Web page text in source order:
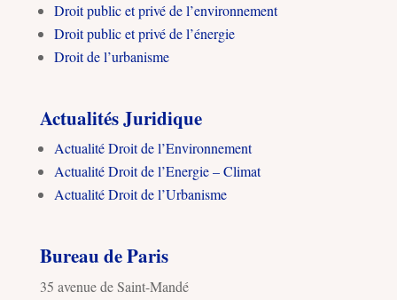
Droit public et privé de l’environnement
Droit public et privé de l’énergie
Droit de l’urbanisme
Actualités Juridique
Actualité Droit de l’Environnement
Actualité Droit de l’Energie – Climat
Actualité Droit de l’Urbanisme
Bureau de Paris
35 avenue de Saint-Mandé